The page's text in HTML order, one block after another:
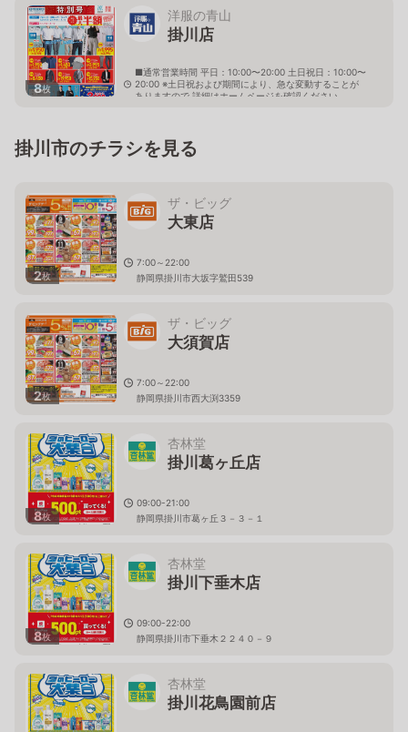
8枚
洋服の青山
掛川店
■通常営業時間 平日：10:00〜20:00 土日祝日：10:00〜
20:00 ※土日祝および期間により、急な変動することが
ありますので 詳細はホームページを確認ください
掛川市のチラシを見る
2枚
ザ・ビッグ
大東店
7:00～22:00
静岡県掛川市大坂字鷲田539
2枚
ザ・ビッグ
大須賀店
7:00～22:00
静岡県掛川市西大渕3359
8枚
杏林堂
掛川葛ヶ丘店
09:00-21:00
静岡県掛川市葛ヶ丘３－３－１
8枚
杏林堂
掛川下垂木店
09:00-22:00
静岡県掛川市下垂木２２４０－９
杏林堂
掛川花鳥園前店